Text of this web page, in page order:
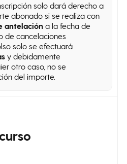
solo dará derecho a
abonado si se realiza con
antelación a la fecha de
de cancelaciones
solo se efectuará
y debidamente
otro caso, no se
del importe.